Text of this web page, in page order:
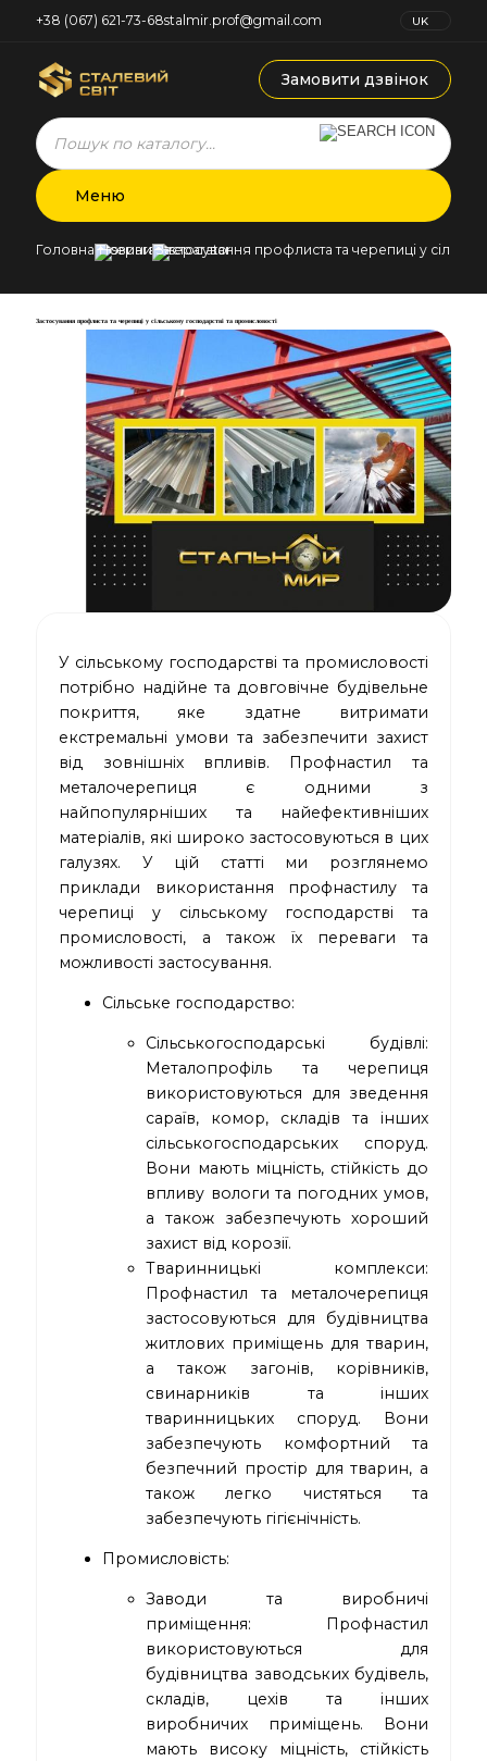
+38 (067) 621-73-68stalmir.prof@gmail.com
UK
Замовити дзвінок
Products
search
Меню
Головна Новини Застосування профлиста та черепиці у
Застосування профлиста та черепиці у сільському господарстві та промисловості
У сільському господарстві та промисловості
потрібно надійне та довговічне будівельне
покриття, яке здатне витримати
екстремальні умови та забезпечити захист
від зовнішніх впливів. Профнастил та
металочерепиця є одними з
найпопулярніших та найефективніших
матеріалів, які широко застосовуються в цих
галузях. У цій статті ми розглянемо
приклади використання профнастилу та
черепиці у сільському господарстві та
промисловості, а також їх переваги та
можливості застосування.
Сільське господарство:
Сільськогосподарські будівлі:
Металопрофіль та черепиця
використовуються для зведення
сараїв, комор, складів та інших
сільськогосподарських споруд.
Вони мають міцність, стійкість до
впливу вологи та погодних умов,
а також забезпечують хороший
захист від корозії.
Тваринницькі комплекси:
Профнастил та металочерепиця
застосовуються для будівництва
житлових приміщень для тварин,
а також загонів, корівників,
свинарників та інших
тваринницьких споруд. Вони
забезпечують комфортний та
безпечний простір для тварин, а
також легко чистяться та
забезпечують гігієнічність.
Промисловість:
Заводи та виробничі
приміщення: Профнастил
використовуються для
будівництва заводських будівель,
складів, цехів та інших
виробничих приміщень. Вони
мають високу міцність, стійкість